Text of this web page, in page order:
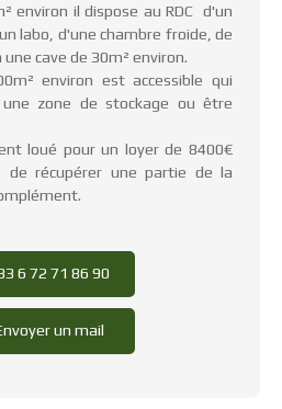
environ il dispose au RDC d'un
labo, d'une chambre froide, de
cave de 30m² environ.
environ est accessible qui
zone de stockage ou être
loué pour un loyer de 8400€
de récupérer une partie de la
6 72 71 86 90
un mail